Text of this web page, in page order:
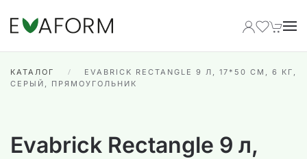
КАТАЛОГ
EVABRICK RECTANGLE 9 Л, 17*50 СМ, 6 КГ,
СЕРЫЙ, ПРЯМОУГОЛЬНИК
Evabrick Rectangle 9 л,